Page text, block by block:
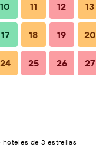
10 11 12 13
17 18 19 20
24 25 26 27
hoteles de 3 estrellas